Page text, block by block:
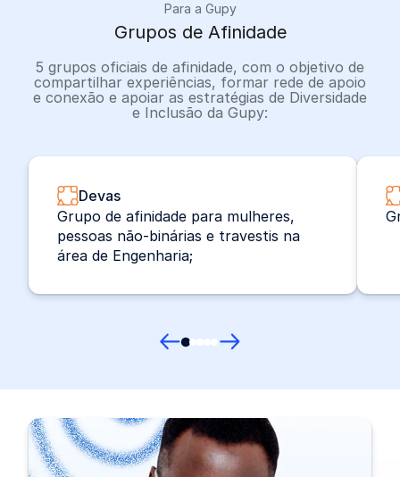
Para a Gupy
Grupos de Afinidade
5 grupos oficiais de afinidade, com o objetivo de
compartilhar experiências, formar rede de apoio
e conexão e apoiar as estratégias de Diversidade
e Inclusão da Gupy:
Devas
Grupo de afinidade para mulheres,
pessoas não-binárias e travestis na
área de Engenharia;